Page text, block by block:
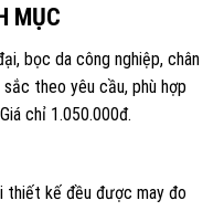
MỤC
bọc da công nghiệp, chân
theo yêu cầu, phù hợp
chỉ 1.050.000đ.
kế đều được may đo